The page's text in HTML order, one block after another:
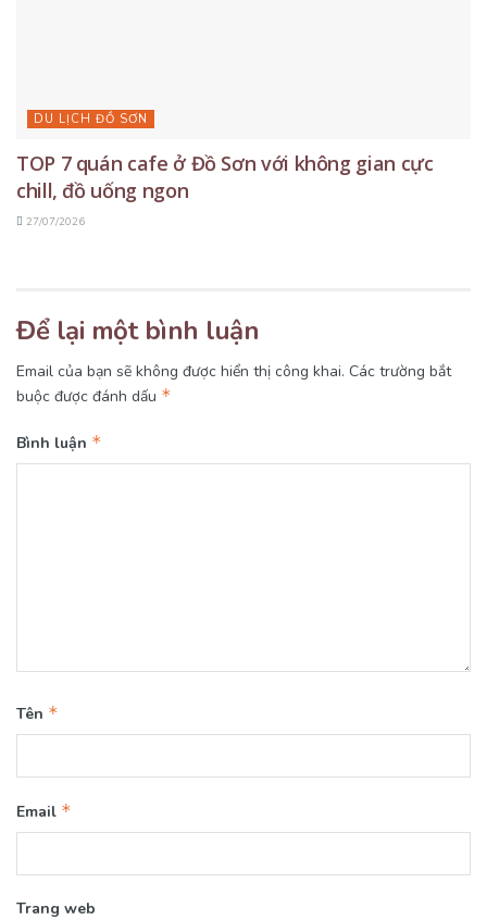
DU LỊCH ĐỒ SƠN
TOP 7 quán cafe ở Đồ Sơn với không gian cực
chill, đồ uống ngon
27/07/2026
Để lại một bình luận
Email của bạn sẽ không được hiển thị công khai. Các trường bắt
buộc được đánh dấu *
Bình luận *
Tên *
Email *
Trang web